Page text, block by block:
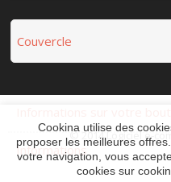
Couvercle
Informations
© 2014Logiciel e-
Cookina utilise des
proposer les meilleures
votre navigation, vous
cookies sur